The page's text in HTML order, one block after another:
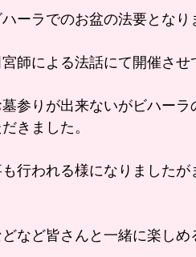
ーラでのお盆の法要となり
師による法話にて開催させ
参りが出来ないがビハー
きました。
行われる様になりました
など皆さんと一緒に楽し